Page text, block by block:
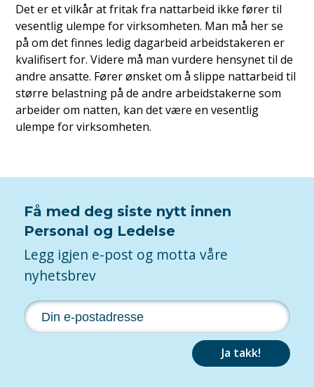
Det er et vilkår at fritak fra nattarbeid ikke fører til
vesentlig ulempe for virksomheten. Man må her se
på om det finnes ledig dagarbeid arbeidstakeren er
kvalifisert for. Videre må man vurdere hensynet til de
andre ansatte. Fører ønsket om å slippe nattarbeid til
større belastning på de andre arbeidstakerne som
arbeider om natten, kan det være en vesentlig
ulempe for virksomheten.
Få med deg siste nytt innen
Personal og Ledelse
Legg igjen e-post og motta våre
nyhetsbrev
Ja takk!